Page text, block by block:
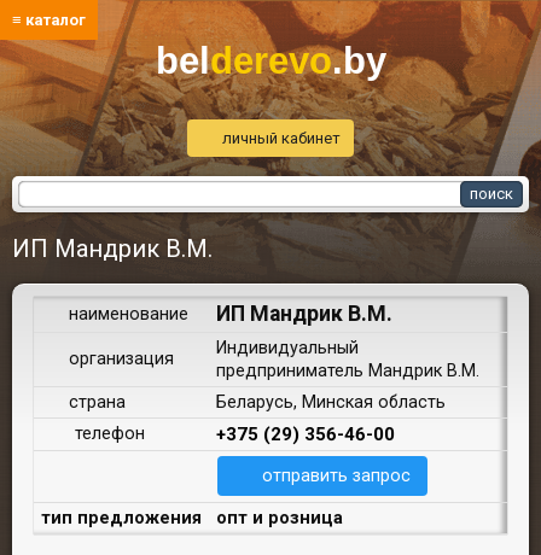
≡ каталог
belderevo.by
личный кабинет
ИП Мандрик В.М.
наименование ИП Мандрик В.М.
организация
Индивидуальный
предприниматель Мандрик В.М.
страна
Беларусь, Минская область
телефон
+375 (29) 356-46-00
отправить запрос
тип предложения опт и розница